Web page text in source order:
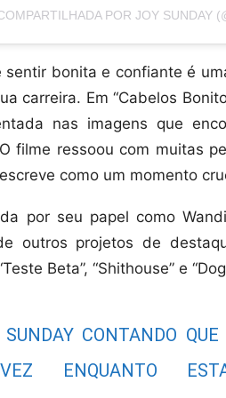
POR JOY SUNDAY
bonita e confiante é
carreira. Em “Cabelos
nas imagens que
filme ressoou com muitas
como um momento
por seu papel como
outros projetos de
Beta”, “Shithouse” e
CONTANDO
VEZ ENQUANTO